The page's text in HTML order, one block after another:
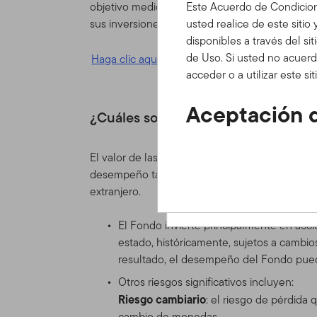
objetivo medioambientalmente sostenible y
sus inversiones sostenibles no causen un
Haga clic aquí para obtener más información
¿Cuáles son los riesgos clave?
El valor de las acciones en el Fondo y el
desempeño también puede verse afectado
extranjero.
El Fondo invierte principalmente en
estado, históricamente, sujetos a
resultado, el desempeño del Fondo
Otros riesgos significativos incluyen:
Riesgo cambiario: el riesgo de pérdida
Este Acuerdo de
usted realice de este sitio
disponibles a través del
de Uso. Si usted no
acceder o a utilizar este
Aceptación
Este Acuerdo de
bajo las cuales usted
colectiva como el "Sitio"
recorrer y/o utilizar el
Condiciones de Uso.
Estas Condiciones de
acuerdo de cliente o de